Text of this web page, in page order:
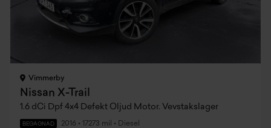
Vimmerby
Nissan X-Trail
1.6 dCi Dpf 4x4 Defekt Oljud Motor. Vevstakslager
BEGAGNAD 2016 • 17273 mil • Diesel